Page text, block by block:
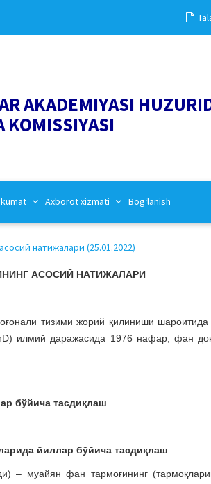
AKADEMIYASI
KOMISSIYASI
Axborot xizmati Bog‘lanish
натижалари (25.01.2022)
АСОСИЙ НАТИЖАЛАРИ
тизими жорий қилиниши шароитида
илмий даражасида 1976 нафар, фан
бўйича тасдиқлаш
йиллар бўйича тасдиқлаш
– муайян фан тармоғининг